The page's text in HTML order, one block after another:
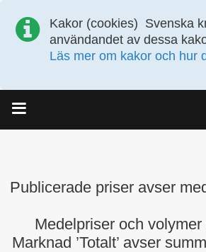
Kakor (cookies) Svenska
användandet av dessa
Läs mer om kakor och hur
Meny
Publicerade priser avser
Medelpriser och
Marknad ’Totalt’ avser